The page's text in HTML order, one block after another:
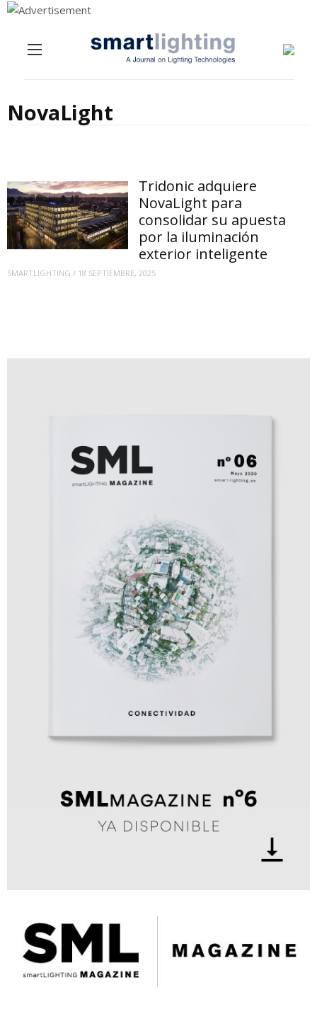
NovaLight
Tridonic adquiere
NovaLight para
consolidar su apuesta
por la iluminación
exterior inteligente
SMARTLIGHTING / 18 SEPTIEMBRE, 2025